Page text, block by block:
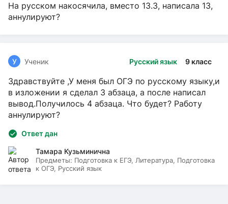
На русском накосячила, вместо 13.3, написала 13,
аннулируют?
Русский язык 9 класс
У Ученик
Здравствуйте ,У меня был ОГЭ по русскому языку,и
в изложении я сделал 3 абзаца, а после написал
вывод.Получилось 4 абзаца. Что будет? Работу
аннулируют?
Ответ дан
Тамара Кузьминична
Предметы: Подготовка к ЕГЭ, Литература, Подготовка
к ОГЭ, Русский язык